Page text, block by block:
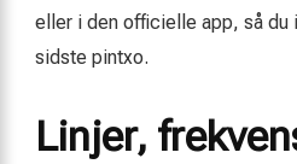
eller i den officielle app, så du
sidste pintxo.
Linjer,